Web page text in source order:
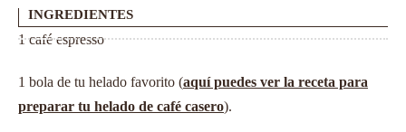
INGREDIENTES
1 café espresso
1 bola de tu helado favorito (aquí puedes ver la receta para
preparar tu helado de café casero).